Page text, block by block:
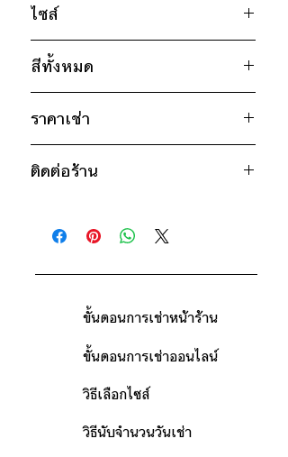
ไซส์
ไซส์ : L
อก 42" / เอว 42" / สะโพก 42" /
ไหล่กว้าง 18.5" / วงแขน 23" / ยาว
41"
* สินค้าจริงอาจมีขนาดคลาดเคลื่อน 2-3
นิ้ว
สีทั้งหมด
ราคาเช่า
คืน)
ติดต่อร้านเพื่อสอบถามราคา
ติดต่อร้าน
ดูแผนที่ร้าน
ขั้นตอนการเช่าหน้าร้าน
ขั้นตอนการเช่าออนไลน์
วิธีเลือกไซส์
วิธีนับจำนวนวันเช่า